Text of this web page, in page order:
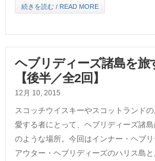
続きを読む / READ MORE
ヘブリディーズ諸島を旅
【後半／全2回】
12月 10, 2015
スコッチウイスキーやスコットランド
愛する者にとって、ヘブリディーズ諸
のような場所。今回はインナー・ヘブリ
アウター・ヘブリディーズのハリス島